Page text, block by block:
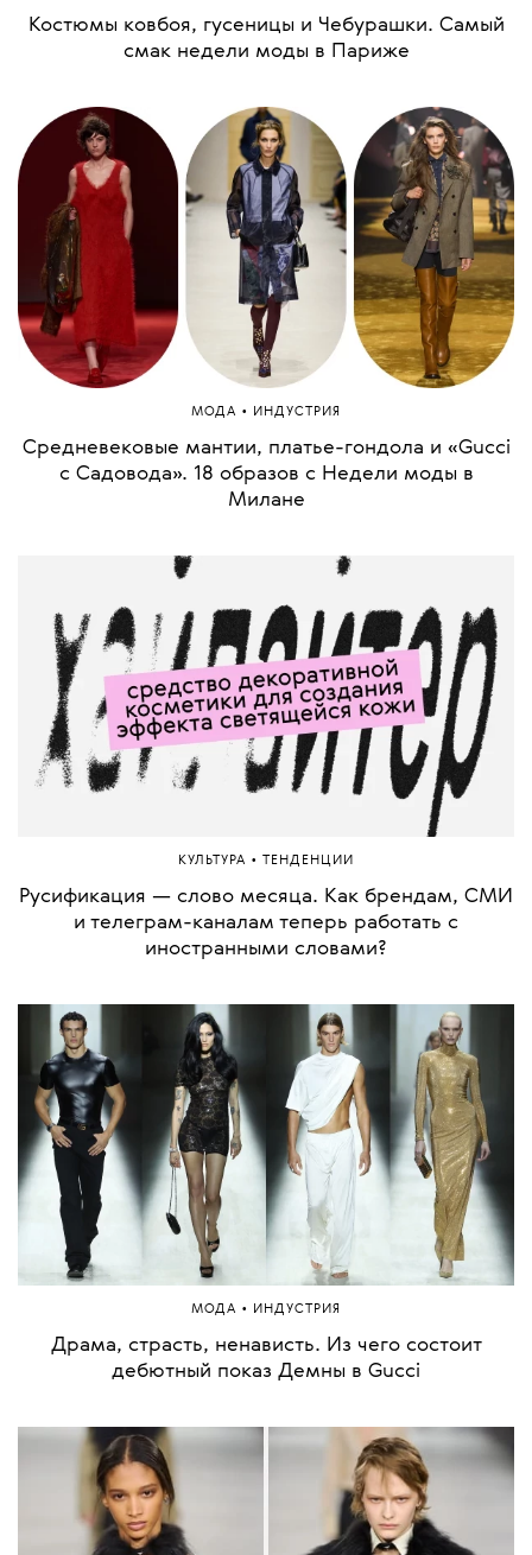
Костюмы ковбоя, гусеницы и Чебурашки. Самый
смак недели моды в Париже
МОДА • ИНДУСТРИЯ
Средневековые мантии, платье-гондола и «Gucci
с Садовода». 18 образов с Недели моды в
Милане
КУЛЬТУРА • ТЕНДЕНЦИИ
Русификация — слово месяца. Как брендам, СМИ
и телеграм-каналам теперь работать с
иностранными словами?
МОДА • ИНДУСТРИЯ
Драма, страсть, ненависть. Из чего состоит
дебютный показ Демны в Gucci